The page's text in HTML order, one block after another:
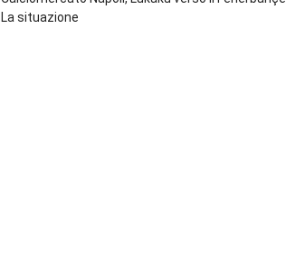
La situazione